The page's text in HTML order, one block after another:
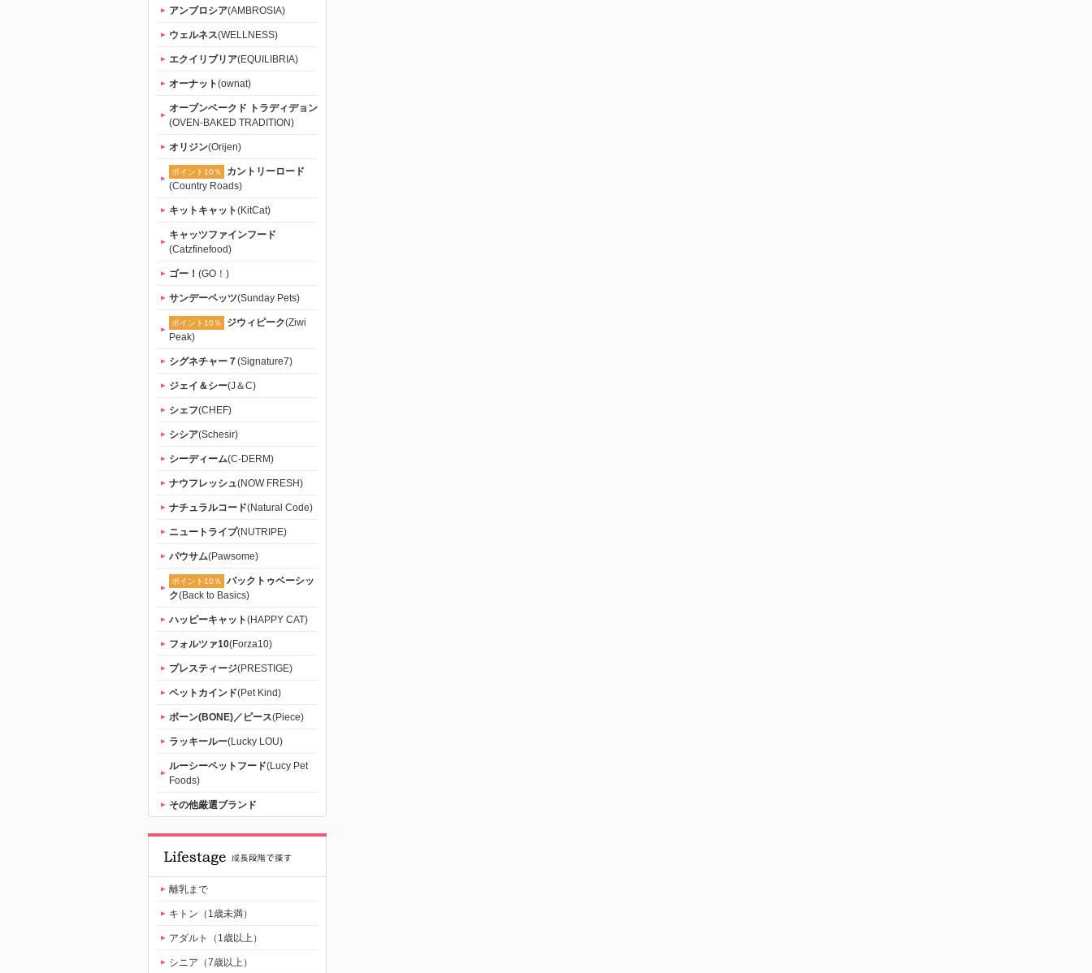
アンブロシア(AMBROSIA)
ウェルネス(WELLNESS)
エクイリブリア(EQUILIBRIA)
オーナット(ownat)
オーブンベークド トラディデョン
(OVEN-BAKED TRADITION)
オリジン(Orijen)
ポイント10％
カントリーロード
(Country Roads)
キットキャット(KitCat)
キャッツファインフード
(Catzfinefood)
ゴー！ (GO！)
サンデーペッツ(Sunday Pets)
ポイント10％ ジウィピーク(Ziwi
Peak)
シグネチャー７(Signature7)
ジェイ＆シー(J＆C)
シェフ(CHEF)
シシア(Schesir)
シーディーム(C-DERM)
ナウフレッシュ(NOW FRESH)
ナチュラルコード(Natural Code)
ニュートライプ(NUTRIPE)
パウサム(Pawsome)
ポイント10％
バックトゥベーシッ
ク(Back to Basics)
ハッピーキャット(HAPPY CAT)
フォルツァ10(Forza10)
プレスティージ(PRESTIGE)
ペットカインド(Pet Kind)
ボーン(BONE)／ピース(Piece)
ラッキールー(Lucky LOU)
ルーシーペットフード(Lucy Pet
Foods)
その他厳選ブランド
離乳まで
キトン（1歳未満）
アダルト（1歳以上）
シニア（7歳以上）